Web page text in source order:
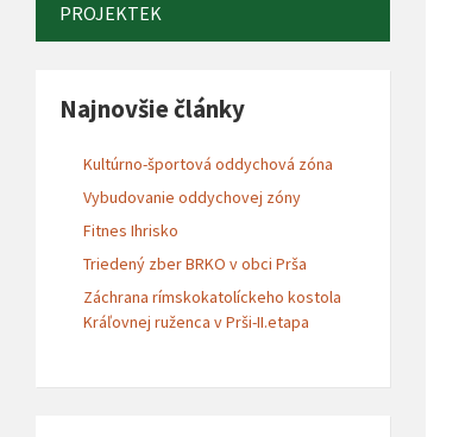
PROJEKTEK
Najnovšie články
Kultúrno-športová oddychová zóna
Vybudovanie oddychovej zóny
Fitnes Ihrisko
Triedený zber BRKO v obci Prša
Záchrana rímskokatolíckeho kostola
Kráľovnej ruženca v Prši-II.etapa